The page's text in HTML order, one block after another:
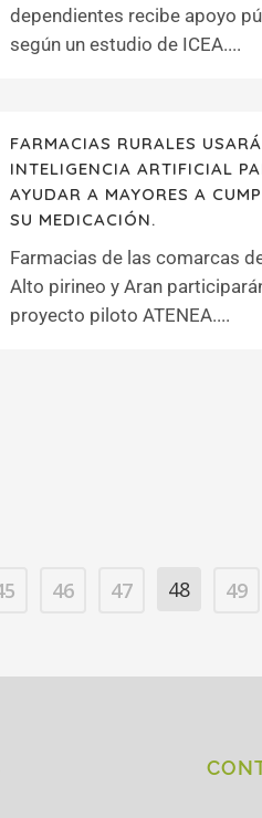
dependientes recibe apoyo
según un estudio de ICEA....
FARMACIAS RURALES
INTELIGENCIA ARTIFICIAL
AYUDAR A MAYORES A
SU MEDICACIÓN.
Farmacias de las comarcas
Alto pirineo y Aran
proyecto piloto ATENEA....
46 47 48 49